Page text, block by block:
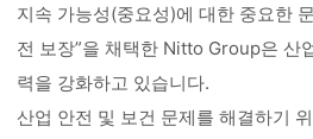
지속 가능성(중요성)에 대한 중요한
전 보장”을 채택한 Nitto Group은 산
력을 강화하고 있습니다.
산업 안전 및 보건 문제를 해결하기